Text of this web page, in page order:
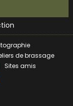
Marseille
de pain ?
de brassage
Sites amis